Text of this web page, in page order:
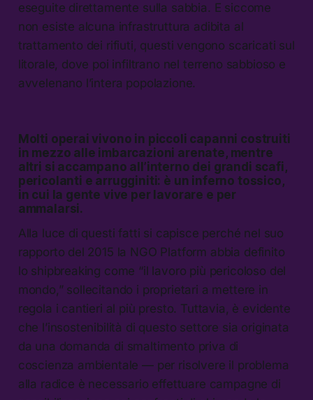
eseguite direttamente sulla sabbia. E siccome
non esiste alcuna infrastruttura adibita al
trattamento dei rifiuti, questi vengono scaricati sul
litorale, dove poi infiltrano nel terreno sabbioso e
avvelenano l’intera popolazione.
Molti operai vivono in piccoli capanni costruiti
in mezzo alle imbarcazioni arenate, mentre
altri si accampano all’interno dei grandi scafi,
pericolanti e arrugginiti: è un inferno tossico,
in cui la gente vive per lavorare e per
ammalarsi.
Alla luce di questi fatti si capisce perché nel suo
rapporto del 2015 la NGO Platform abbia definito
lo shipbreaking come “il lavoro più pericoloso del
mondo,” sollecitando i proprietari a mettere in
regola i cantieri al più presto. Tuttavia, è evidente
che l’insostenibilità di questo settore sia originata
da una domanda di smaltimento priva di
coscienza ambientale — per risolvere il problema
alla radice è necessario effettuare campagne di